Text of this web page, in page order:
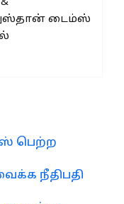
டைம்ஸ்
பெற்ற
நீதிபதி